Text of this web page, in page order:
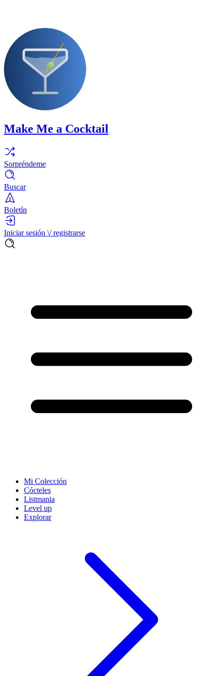
Make Me a Cocktail
Sorpréndeme
Buscar
Boletín
Iniciar sesión \/ registrarse
Mi Colección
Cócteles
Listmania
Level up
Explorar